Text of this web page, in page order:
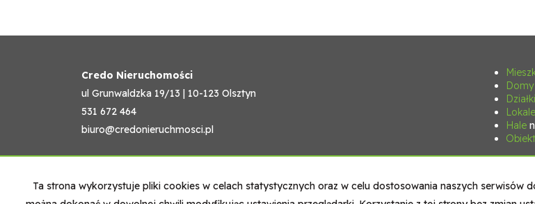
Credo Nieruchomości
ul Grunwaldzka 19/13 | 10-123 Olsztyn
531 672 464
biuro@credonieruchmosci.pl
Domy
Działki
Lokale
Hale
Ta strona wykorzystuje pliki cookies w celach statystycznych oraz w celu dostosowania naszych